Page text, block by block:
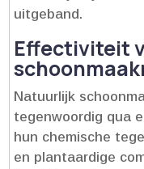
uitgeband.​
Effectiviteit
Natuurlijk
tegenwoordig qua
hun chemische
en plantaardige